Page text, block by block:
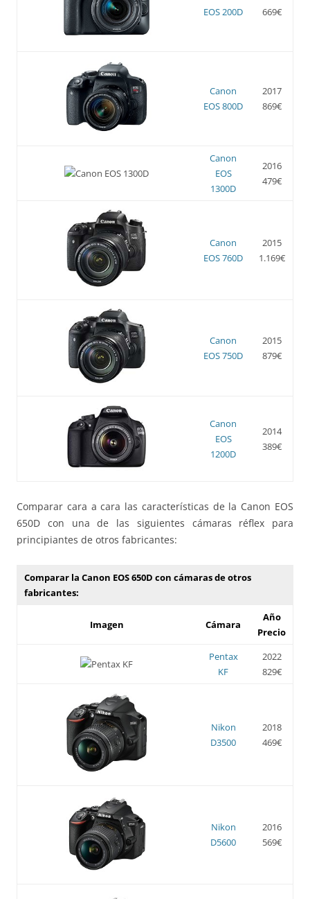
EOS 200D
669€
Canon
EOS 800D
2017
869€
Canon
EOS
1300D
2016
479€
Canon
EOS 760D
2015
1.169€
Canon
EOS 750D
2015
879€
Canon
EOS
1200D
2014
389€
Comparar cara a cara las características de la Canon EOS
650D con una de las siguientes cámaras réflex para
principiantes de otros fabricantes:
Comparar la Canon EOS 650D con cámaras de otros
fabricantes:
Imagen Cámara
Año
Precio
Pentax
KF
2022
829€
Nikon
D3500
2018
469€
Nikon
D5600
2016
569€